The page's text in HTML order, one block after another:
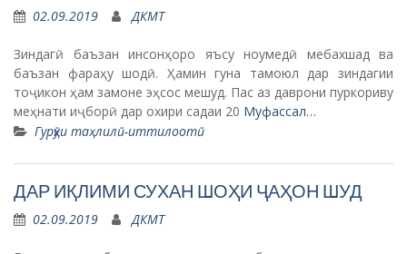
02.09.2019 ДКМТ
Зиндагӣ баъзан инсонҳоро яъсу ноумедӣ мебахшад ва
баъзан фараҳу шодӣ. Ҳамин гуна тамоюл дар зиндагии
тоҷикон ҳам замоне эҳсос мешуд. Пас аз даврони пуркориву
меҳнати иҷборӣ дар охири садаи 20 Муфассал…
Гурӯҳи таҳлилӣ-иттилоотӣ
ДАР ИҚЛИМИ СУХАН ШОҲИ ҶАҲОН ШУД
02.09.2019 ДКМТ